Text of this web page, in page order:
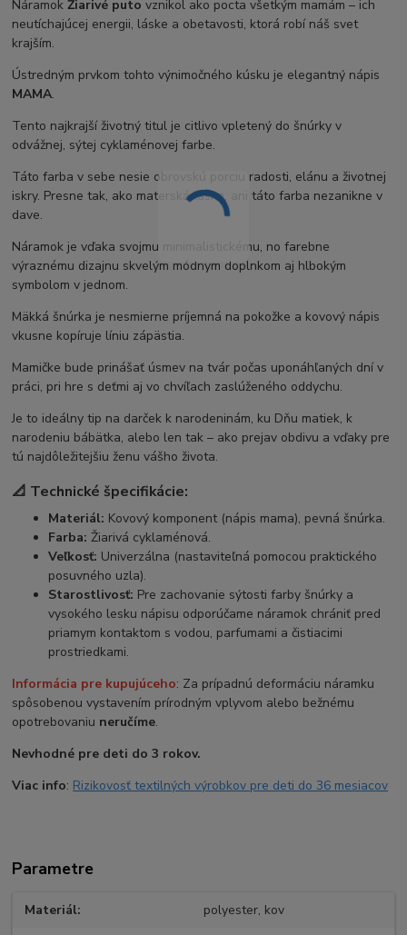
NáramokŽiarivé puto vznikol ako pocta všetkým mamám – ich
neutíchajúcej energii, láske a obetavosti, ktorá robí náš svet
krajším.
Ústredným prvkom tohto výnimočného kúsku je elegantný nápis
MAMA.
Tento najkrajší životný titul je citlivo vpletený do šnúrky v
odvážnej, sýtej cyklaménovej farbe.
Táto farba v sebe nesie obrovskú porciu radosti, elánu a životnej
iskry. Presne tak, ako materská láska, ani táto farba nezanikne v
dave.
Náramok je vďaka svojmu minimalistickému, no farebne
výraznému dizajnu skvelým módnym doplnkom aj hlbokým
symbolom v jednom.
Mäkká šnúrka je nesmierne príjemná na pokožke a kovový nápis
vkusne kopíruje líniu zápästia.
Mamičke bude prinášať úsmev na tvár počas uponáhľaných dní v
práci, pri hre s deťmi aj vo chvíľach zaslúženého oddychu.
Je to ideálny tip na darček k narodeninám, ku Dňu matiek, k
narodeniu bábätka, alebo len tak – ako prejav obdivu a vďaky pre
tú najdôležitejšiu ženu vášho života.
📐 Technické špecifikácie:
Materiál: Kovový komponent (nápis mama), pevná šnúrka.
Farba: Žiarivá cyklaménová.
Veľkosť: Univerzálna (nastaviteľná pomocou praktického
posuvného uzla).
Starostlivosť: Pre zachovanie sýtosti farby šnúrky a
vysokého lesku nápisu odporúčame náramok chrániť pred
priamym kontaktom s vodou, parfumami a čistiacimi
prostriedkami.
Informácia pre kupujúceho: Za prípadnú deformáciu náramku
spôsobenou vystavením prírodným vplyvom alebo bežnému
opotrebovaniu neručíme.
Nevhodné pre deti do 3 rokov.
Viac info: Rizikovosť textilných výrobkov pre deti do 36 mesiacov
Parametre
Materiál polyester, kov